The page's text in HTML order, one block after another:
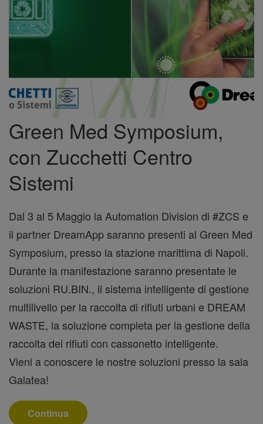
Green Med Symposium,
con Zucchetti Centro
Sistemi
Dal 3 al 5 Maggio la Automation Division di #ZCS e
il partner DreamApp saranno presenti al Green Med
Symposium, presso la stazione marittima di Napoli.
Durante la manifestazione saranno presentate le
soluzioni RU.BIN., il sistema intelligente di gestione
multilivello per la raccolta di rifiuti urbani e DREAM
WASTE, la soluzione completa per la gestione della
raccolta dei rifiuti con cassonetto intelligente.
Vieni a conoscere le nostre soluzioni presso la sala
Galatea!
Continua